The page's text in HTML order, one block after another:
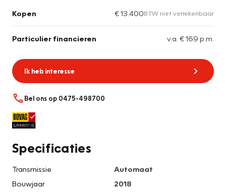
Kopen € 13.400BTW niet verrekenbaar
Particulier financieren v.a. € 169 p.m.
Ik heb interesse
Bel ons op 0475-498700
Specificaties
Transmissie
Automaat
Bouwjaar
2018